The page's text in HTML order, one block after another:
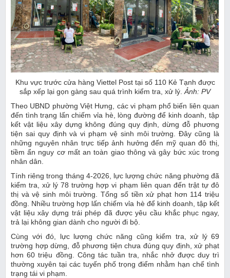
Khu vực trước cửa hàng Viettel Post tại số 110 Kẻ Tạnh được
sắp xếp lại gọn gàng sau quá trình kiểm tra, xử lý. Ảnh: PV
Theo UBND phường Việt Hưng, các vi phạm phổ biến liên quan
đến tình trạng lấn chiếm vỉa hè, lòng đường để kinh doanh, tập
kết vật liệu xây dựng không đúng quy định, dừng đỗ phương
tiện sai quy định và vi phạm vệ sinh môi trường. Đây cũng là
những nguyên nhân trực tiếp ảnh hưởng đến mỹ quan đô thị,
tiềm ẩn nguy cơ mất an toàn giao thông và gây bức xúc trong
nhân dân.
Tính riêng trong tháng 4-2026, lực lượng chức năng phường đã
kiểm tra, xử lý 78 trường hợp vi phạm liên quan đến trật tự đô
thị và vệ sinh môi trường. Tổng số tiền xử phạt hơn 114 triệu
đồng. Nhiều trường hợp lấn chiếm vỉa hè để kinh doanh, tập kết
vật liệu xây dựng trái phép đã được yêu cầu khắc phục ngay,
trả lại không gian dành cho người đi bộ.
Cùng với đó, lực lượng chức năng cũng kiểm tra, xử lý 69
trường hợp dừng, đỗ phương tiện chưa đúng quy định, xử phạt
hơn 60 triệu đồng. Công tác tuần tra, nhắc nhở được duy trì
thường xuyên tại các tuyến phố trọng điểm nhằm hạn chế tình
trạng tái vi phạm.